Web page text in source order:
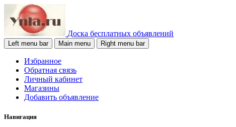
Доска бесплатных объявлений
Left menu bar Main menu Right menu bar
Избранное
Обратная связь
Личный кабинет
Магазины
Добавить объявление
Навигация